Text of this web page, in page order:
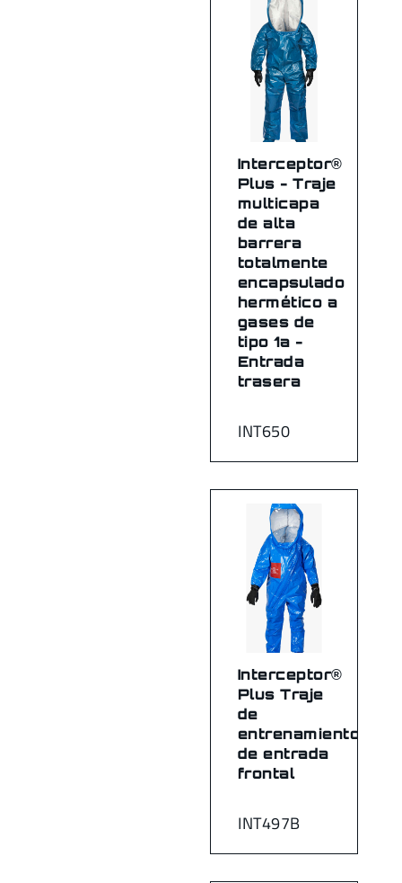
INT650
Interceptor®
Plus - Traje
multicapa
de alta
barrera
totalmente
encapsulado
hermético a
gases de
tipo 1a -
Entrada
trasera
INT497B
Interceptor®
Plus Traje
de
entrenamiento
de entrada
frontal